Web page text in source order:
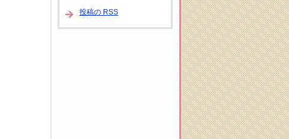
投稿の RSS